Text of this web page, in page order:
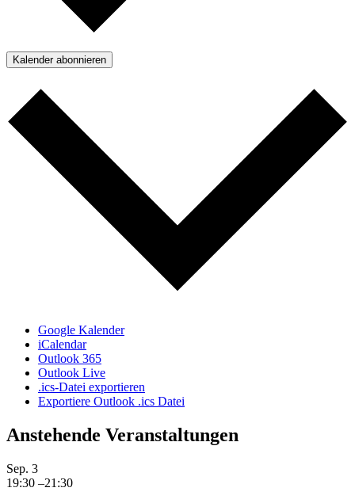
Kalender abonnieren
Google Kalender
iCalendar
Outlook 365
Outlook Live
.ics-Datei exportieren
Exportiere Outlook .ics Datei
Anstehende Veranstaltungen
Sep. 3
19:30 –21:30